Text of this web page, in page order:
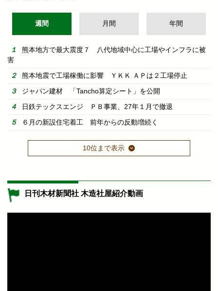
週間 月間 年間
熊本地方で最大震度７ 八代地域中心に工場やインフラに被
害
熊本地震で工場稼働に影響 ＹＫＫ ＡＰは２工場停止
ジャパン建材 「Tancho算定シート」を公開
日鉄テックスエンジ ＰＢ事業、27年１月で撤退
６月の新設住宅着工 前年からの反動増続く
10位まで表示
日刊木材新聞社 木造社屋紹介動画